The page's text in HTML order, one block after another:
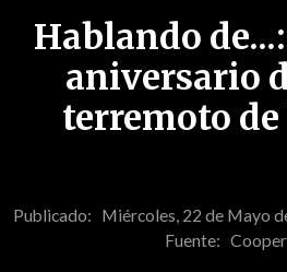
Hablando
aniversario
terremoto
Publicado: Miércoles, 22 de Mayo
Fuente: